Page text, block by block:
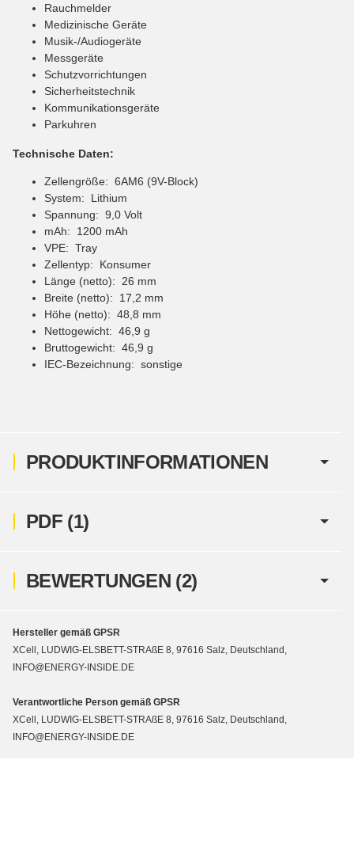
PRODUKTINFORMATIONEN
Rauchmelder
Medizinische Geräte
Musik-/Audiogeräte
Messgeräte
Schutzvorrichtungen
Sicherheitstechnik
Kommunikationsgeräte
Parkuhren
Technische Daten:
Zellengröße: 6AM6 (9V-Block)
System: Lithium
Spannung: 9,0 Volt
mAh: 1200 mAh
VPE: Tray
Zellentyp: Konsumer
Länge (netto): 26 mm
Breite (netto): 17,2 mm
Höhe (netto): 48,8 mm
Nettogewicht: 46,9 g
Bruttogewicht: 46,9 g
IEC-Bezeichnung: sonstige
PDF (1)
BEWERTUNGEN (2)
Hersteller gemäß GPSR
XCell, LUDWIG-ELSBETT-STRAßE 8, 97616 Salz, Deutschland,
INFO@ENERGY-INSIDE.DE
Verantwortliche Person gemäß GPSR
XCell, LUDWIG-ELSBETT-STRAßE 8, 97616 Salz, Deutschland,
INFO@ENERGY-INSIDE.DE